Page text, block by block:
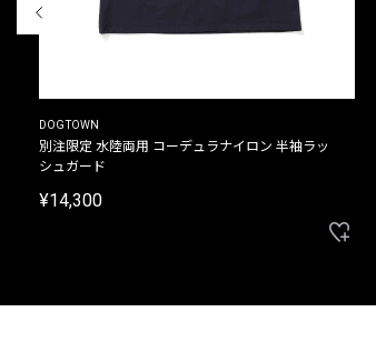
DOGTOWN
別注限定 水陸両用 コーデュラナイロン 半袖ラッ
シュガード
¥14,300